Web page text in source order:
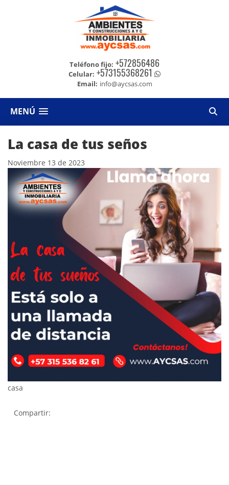
Teléfono fijo: +572856486
Celular: +573155368261
Email: info@aycsas.com
MENÚ
La casa de tus seños
Noviembre 13 de 2023
casa
Compartir: